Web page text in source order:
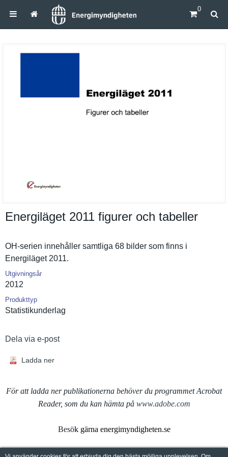
0
Energiläget 2011 figurer och tabeller
OH-serien innehåller samtliga 68 bilder som finns i
Energiläge­t 2011.
Utgivningsår
2012
Produkttyp
Statistiku­nderlag
Dela via e-post
Ladda ner
För att ladda ner publikationerna behöver du programmet Acrobat
Reader, som du kan hämta på www.adobe.com
Besök gärna energimyndigheten.se